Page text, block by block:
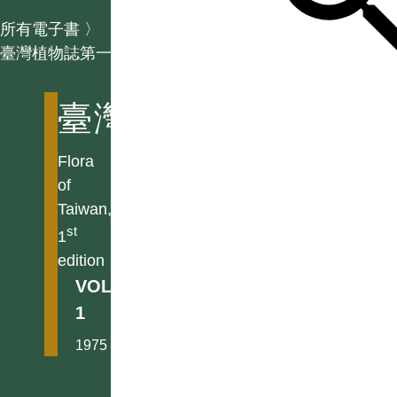
所有電子書 〉
臺灣植物誌第一版
臺灣植物誌第一版
Flora
of
Taiwan,
1st
edition
VOL.
1
1975